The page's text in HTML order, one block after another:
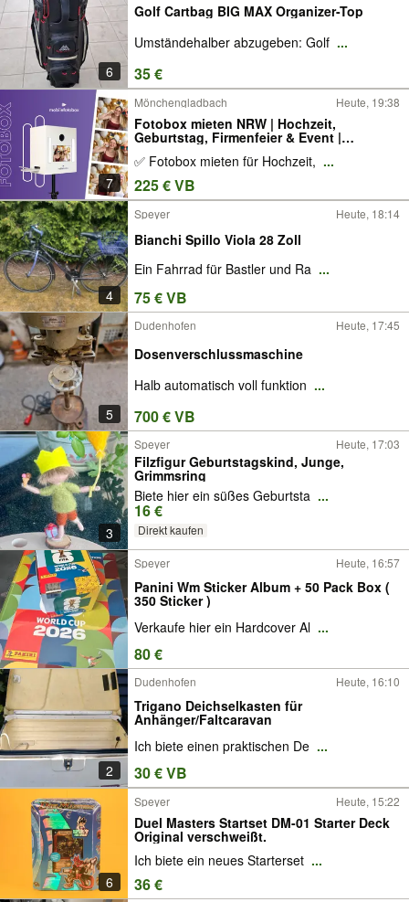
6
Golf Cartbag BIG MAX Organizer-Top
Umständehalber abzugeben: Golf ...
35 €
7
Mönchengladbach Heute, 19:38
Fotobox mieten NRW | Hochzeit,
Geburtstag, Firmenfeier & Event |
Fotobooth mit Sofortdruck & Extras
✅ Fotobox mieten für Hochzeit, ...
225 € VB
4
Speyer Heute, 18:14
Bianchi Spillo Viola 28 Zoll
Ein Fahrrad für Bastler und Ra ...
75 € VB
5
Dudenhofen Heute, 17:45
Dosenverschlussmaschine
Halb automatisch voll funktion ...
700 € VB
3
Speyer Heute, 17:03
Filzfigur Geburtstagskind, Junge,
Grimmsring
Biete hier ein süßes Geburtsta ...
16 €
Direkt kaufen
Speyer Heute, 16:57
Panini Wm Sticker Album + 50 Pack Box (
350 Sticker )
Verkaufe hier ein Hardcover Al ...
80 €
2
Dudenhofen Heute, 16:10
Trigano Deichselkasten für
Anhänger/Faltcaravan
Ich biete einen praktischen De ...
30 € VB
6
Speyer Heute, 15:22
Duel Masters Startset DM-01 Starter Deck
Original verschweißt.
Ich biete ein neues Starterset ...
36 €